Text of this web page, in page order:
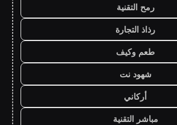
رمح التقنية
رذاذ التجارة
طعم وكيف
شهود نت
أركاني
مباشر التقنية